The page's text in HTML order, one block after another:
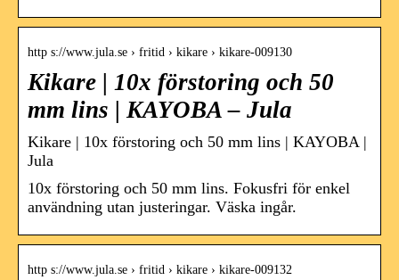
http s://www.jula.se › fritid › kikare › kikare-009130
Kikare | 10x förstoring och 50
mm lins | KAYOBA – Jula
Kikare | 10x förstoring och 50 mm lins | KAYOBA |
Jula
10x förstoring och 50 mm lins. Fokusfri för enkel
användning utan justeringar. Väska ingår.
http s://www.jula.se › fritid › kikare › kikare-009132